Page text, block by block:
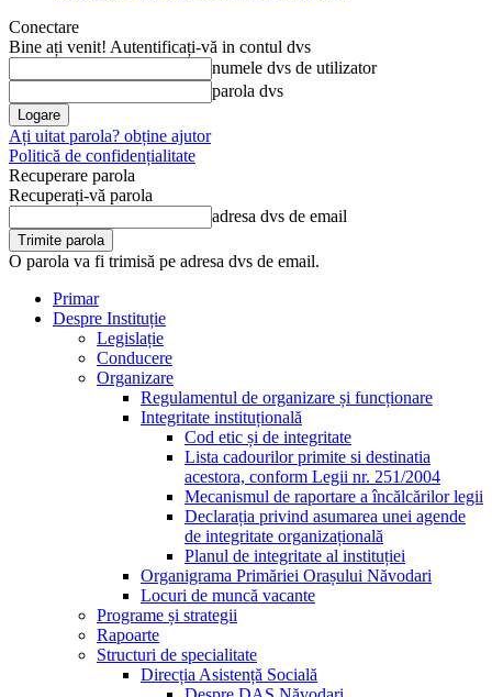
Conectare
Bine ați venit! Autentificați-vă in contul dvs
numele dvs de utilizator
parola dvs
Ați uitat parola? obține ajutor
Politică de confidențialitate
Recuperare parola
Recuperați-vă parola
adresa dvs de email
O parola va fi trimisă pe adresa dvs de email.
Primar
Despre Instituție
Legislație
Conducere
Organizare
Regulamentul de organizare și funcționare
Integritate instituțională
Cod etic și de integritate
Lista cadourilor primite si destinatia
acestora, conform Legii nr. 251/2004
Mecanismul de raportare a încălcărilor legii
Declarația privind asumarea unei agende
de integritate organizațională
Planul de integritate al instituției
Organigrama Primăriei Orașului Năvodari
Locuri de muncă vacante
Programe și strategii
Rapoarte
Structuri de specialitate
Direcția Asistență Socială